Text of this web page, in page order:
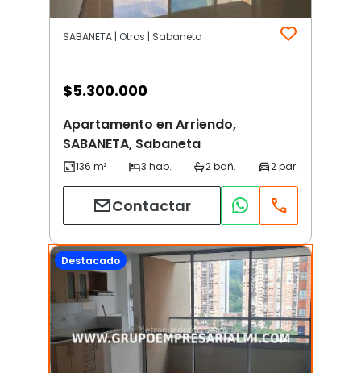
SABANETA | Otros | Sabaneta
$5.300.000
Apartamento en Arriendo,
SABANETA, Sabaneta
Contactar
Destacado